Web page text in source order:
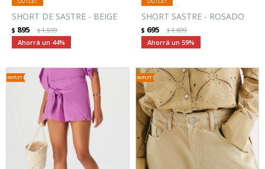
SHORT DE SASTRE - BEIGE
$ 895 $1.599
44
SHORT SASTRE - ROSADO
$ 695 $1.699
59